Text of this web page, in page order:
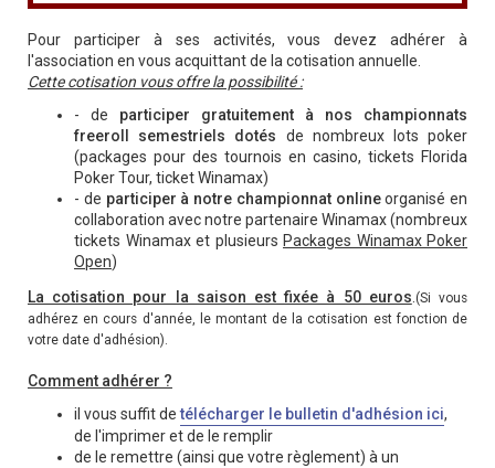
Pour participer à ses activités, vous devez adhérer à
l'association en vous acquittant de la cotisation annuelle.
Cette cotisation vous offre la possibilité :
- de participer gratuitement à nos championnats
freeroll semestriels dotés de nombreux lots poker
(packages pour des tournois en casino, tickets Florida
Poker Tour, ticket Winamax)
- de participer à notre championnat onlineorganisé en
collaboration avec notre partenaire Winamax (nombreux
tickets Winamax et plusieurs Packages Winamax Poker
Open)
La cotisation pour la saison est fixée à 50 euros (Si vous
adhérez en cours d'année, le montant de la cotisation est fonction de
votre date d'adhésion).
Comment adhérer ?
il vous suffit detélécharger le bulletin d'adhésion ici,
de l'imprimer et de le remplir
de le remettre (ainsi que votre règlement) à un